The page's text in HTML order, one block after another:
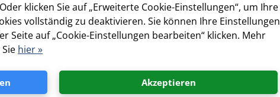
klicken Sie auf „Erweiterte Cookie-Einstellungen“, um Ihre
vollständig zu deaktivieren. Sie können Ihre Einstellungen
Seite auf „Cookie-Einstellungen bearbeiten“ klicken. Mehr
hier »
Akzeptieren